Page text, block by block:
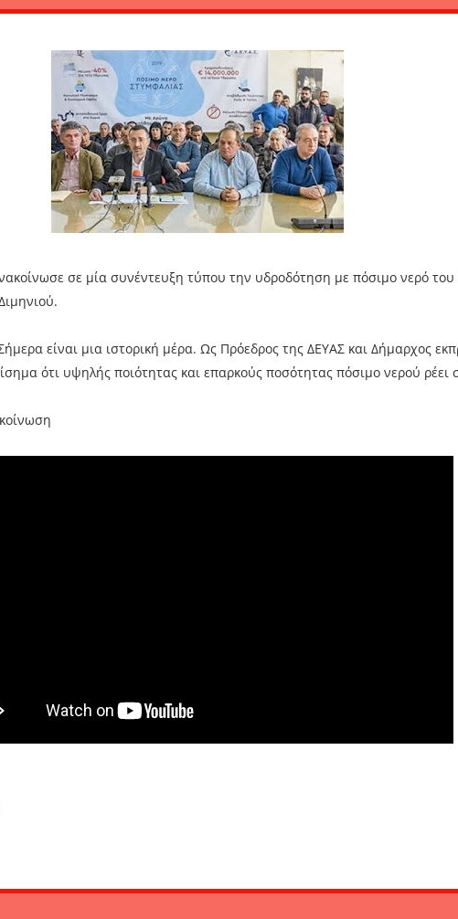
σε μία συνέντευξη τύπου την υδροδότηση με πόσιμο νερό του
είναι μια ιστορική μέρα. Ως Πρόεδρος της ΔΕΥΑΣ και Δήμαρχος
ότι υψηλής ποιότητας και επαρκούς ποσότητας πόσιμο νερού ρέει